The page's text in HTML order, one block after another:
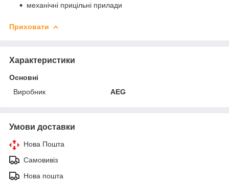
механічні прицільні прилади
Приховати
Характеристики
Основні
Виробник
AEG
Умови доставки
Нова Пошта
Самовивіз
Нова пошта